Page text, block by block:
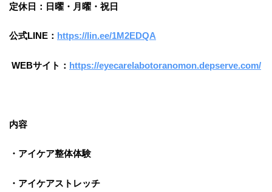
定休日：日曜・月曜・祝日
公式LINE： https://lin.ee/1M2EDQA
WEBサイト： https://eyecarelabotoranomon.depserve.com/
内容
・アイケア整体体験
・アイケアストレッチ